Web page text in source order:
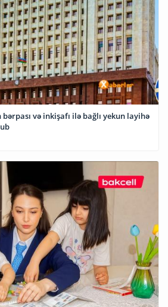
və inkişafı ilə bağlı yekun layihə